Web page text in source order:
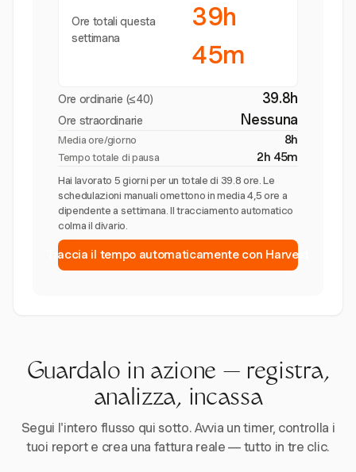
Ore totali questa
settimana
39h
45m
Ore ordinarie (≤40) 39.8h
Ore straordinarie Nessuna
Media ore/giorno 8h
Tempo totale di pausa 2h 45m
Hai lavorato 5 giorni per un totale di 39.8 ore. Le
schedulazioni manuali omettono in media 4,5 ore a
dipendente a settimana. Il tracciamento automatico
colma il divario.
Traccia il tempo automaticamente con Harvest
Guardalo in azione — registra,
analizza, incassa
Segui l'intero flusso qui sotto. Avvia un timer, controlla i
tuoi report e crea una fattura reale — tutto in tre clic.